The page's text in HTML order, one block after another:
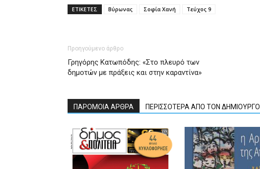
ΕΤΙΚΕΤΕΣ Βύρωνας Σοφία Χανή Τεύχος 9
Προηγούμενο άρθρο
Γρηγόρης Κατωπόδης: «Στο πλευρό των
δημοτών με πράξεις και στην καραντίνα»
ΠΑΡΟΜΟΙΑ ΑΡΘΡΑ ΠΕΡΙΣΣΟΤΕΡΑ ΑΠΟ ΤΟΝ ΔΗΜΙΟΥΡΓΟ